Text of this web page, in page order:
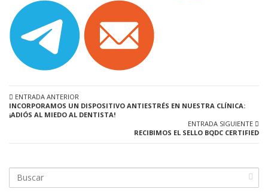
ENTRADA ANTERIOR
INCORPORAMOS UN DISPOSITIVO ANTIESTRÉS EN NUESTRA CLÍNICA:
¡ADIÓS AL MIEDO AL DENTISTA!
ENTRADA SIGUIENTE
RECIBIMOS EL SELLO BQDC CERTIFIED